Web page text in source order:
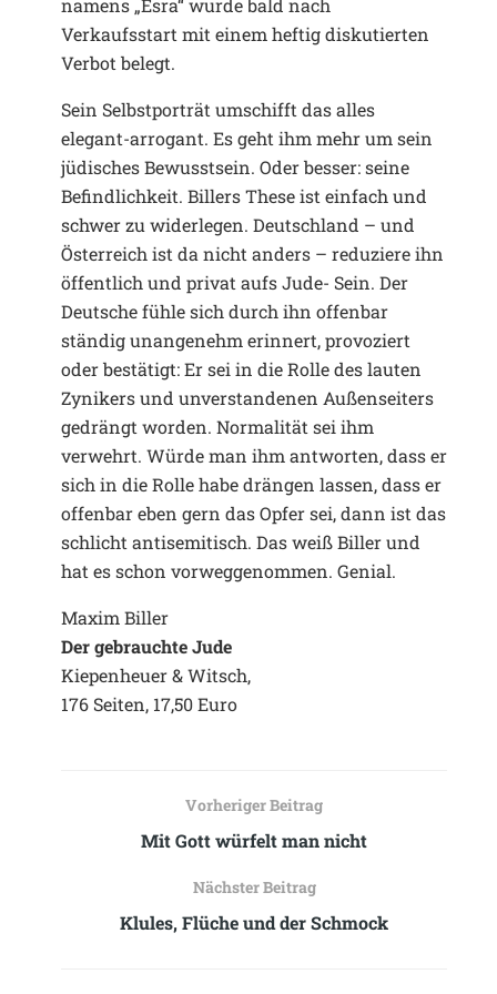
namens „Esra“ wurde bald nach
Verkaufsstart mit einem heftig diskutierten
Verbot belegt.
Sein Selbstporträt umschifft das alles
elegant-arrogant. Es geht ihm mehr um sein
jüdisches Bewusstsein. Oder besser: seine
Befindlichkeit. Billers These ist einfach und
schwer zu widerlegen. Deutschland – und
Österreich ist da nicht anders – reduziere ihn
öffentlich und privat aufs Jude- Sein. Der
Deutsche fühle sich durch ihn offenbar
ständig unangenehm erinnert, provoziert
oder bestätigt: Er sei in die Rolle des lauten
Zynikers und unverstandenen Außenseiters
gedrängt worden. Normalität sei ihm
verwehrt. Würde man ihm antworten, dass er
sich in die Rolle habe drängen lassen, dass er
offenbar eben gern das Opfer sei, dann ist das
schlicht antisemitisch. Das weiß Biller und
hat es schon vorweggenommen. Genial.
Maxim Biller
Der gebrauchte Jude
Kiepenheuer & Witsch,
176 Seiten, 17,50 Euro
Vorheriger Beitrag
Mit Gott würfelt man nicht
Nächster Beitrag
Klules, Flüche und der Schmock